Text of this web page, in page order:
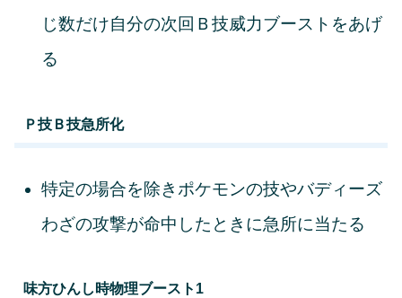
じ数だけ自分の次回Ｂ技威力ブーストをあげ
る
Ｐ技Ｂ技急所化
特定の場合を除きポケモンの技やバディーズ
わざの攻撃が命中したときに急所に当たる
味方ひんし時物理ブースト1